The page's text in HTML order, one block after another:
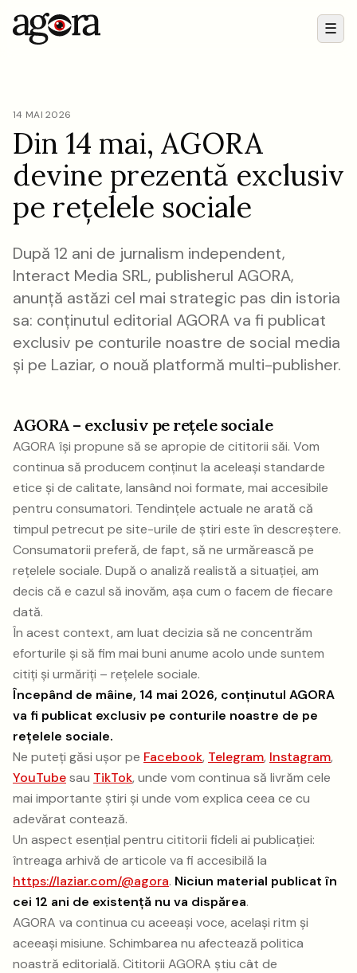
☰
14 MAI 2026
Din 14 mai, AGORA
devine prezentă exclusiv
pe rețelele sociale
După 12 ani de jurnalism independent,
Interact Media SRL, publisherul AGORA,
anunță astăzi cel mai strategic pas din istoria
sa: conținutul editorial AGORA va fi publicat
exclusiv pe conturile noastre de social media
și pe Laziar, o nouă platformă multi-publisher.
AGORA – exclusiv pe rețele sociale
AGORA își propune să se apropie de cititorii săi. Vom
continua să producem conținut la aceleași standarde
etice și de calitate, lansând noi formate, mai accesibile
pentru consumatori. Tendințele actuale ne arată că
timpul petrecut pe site-urile de știri este în descreștere.
Consumatorii preferă, de fapt, să ne urmărească pe
rețelele sociale. După o analiză realistă a situației, am
decis că e cazul să inovăm, așa cum o facem de fiecare
dată.
În acest context, am luat decizia să ne concentrăm
eforturile și să fim mai buni anume acolo unde suntem
citiți și urmăriți – rețelele sociale.
Începând de mâine, 14 mai 2026, conținutul AGORA
va fi publicat exclusiv pe conturile noastre de pe
rețelele sociale.
Ne puteți găsi ușor pe Facebook, Telegram, Instagram,
YouTubesau TikTok, unde vom continua să livrăm cele
mai importante știri și unde vom explica ceea ce cu
adevărat contează.
Un aspect esențial pentru cititorii fideli ai publicației:
întreaga arhivă de articole va fi accesibilă la
https://laziar.com/@agora. Niciun material publicat în
cei 12 ani de existență nu va dispărea.
AGORA va continua cu aceeași voce, același ritm și
aceeași misiune. Schimbarea nu afectează politica
noastră editorială. Cititorii AGORA știu cât de